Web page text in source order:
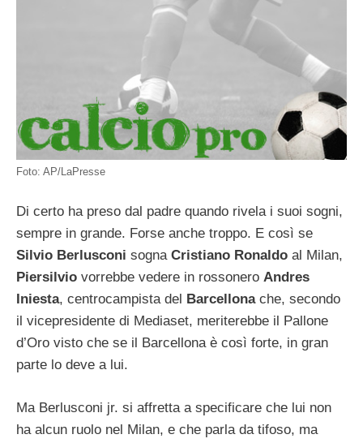
Foto: AP/LaPresse
Di certo ha preso dal padre quando rivela i suoi sogni,
sempre in grande. Forse anche troppo. E così se
Silvio Berlusconi sogna Cristiano Ronaldo al Milan,
Piersilvio vorrebbe vedere in rossonero Andres
Iniesta, centrocampista del Barcellona che, secondo
il vicepresidente di Mediaset, meriterebbe il Pallone
d’Oro visto che se il Barcellona è così forte, in gran
parte lo deve a lui.
Ma Berlusconi jr. si affretta a specificare che lui non
ha alcun ruolo nel Milan, e che parla da tifoso, ma